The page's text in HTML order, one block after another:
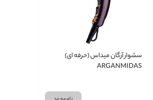
سشوار آرگان میداس (حرفه ای)
ARGANMIDAS